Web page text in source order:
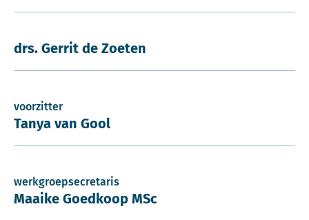
drs. Gerrit de Zoeten
voorzitter
Tanya van Gool
werkgroepsecretaris
Maaike Goedkoop MSc